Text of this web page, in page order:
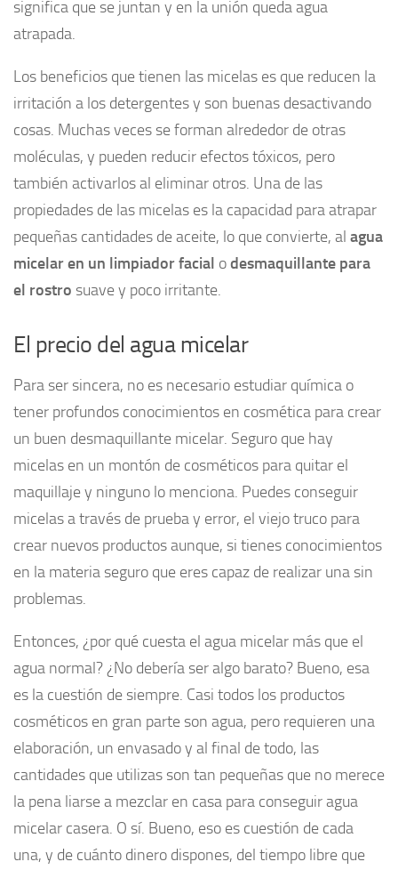
significa que se juntan y en la unión queda agua
atrapada.
Los beneficios que tienen las micelas es que reducen la
irritación a los detergentes y son buenas desactivando
cosas. Muchas veces se forman alrededor de otras
moléculas, y pueden reducir efectos tóxicos, pero
también activarlos al eliminar otros. Una de las
propiedades de las micelas es la capacidad para atrapar
pequeñas cantidades de aceite, lo que convierte, al agua
micelar en un limpiador facial odesmaquillante para
el rostro suave y poco irritante.
El precio del agua micelar
Para ser sincera, no es necesario estudiar química o
tener profundos conocimientos en cosmética para crear
un buen desmaquillante micelar. Seguro que hay
micelas en un montón de cosméticos para quitar el
maquillaje y ninguno lo menciona. Puedes conseguir
micelas a través de prueba y error, el viejo truco para
crear nuevos productos aunque, si tienes conocimientos
en la materia seguro que eres capaz de realizar una sin
problemas.
Entonces, ¿por qué cuesta el agua micelar más que el
agua normal? ¿No debería ser algo barato? Bueno, esa
es la cuestión de siempre. Casi todos los productos
cosméticos en gran parte son agua, pero requieren una
elaboración, un envasado y al final de todo, las
cantidades que utilizas son tan pequeñas que no merece
la pena liarse a mezclar en casa para conseguir agua
micelar casera. O sí. Bueno, eso es cuestión de cada
una, y de cuánto dinero dispones, del tiempo libre que